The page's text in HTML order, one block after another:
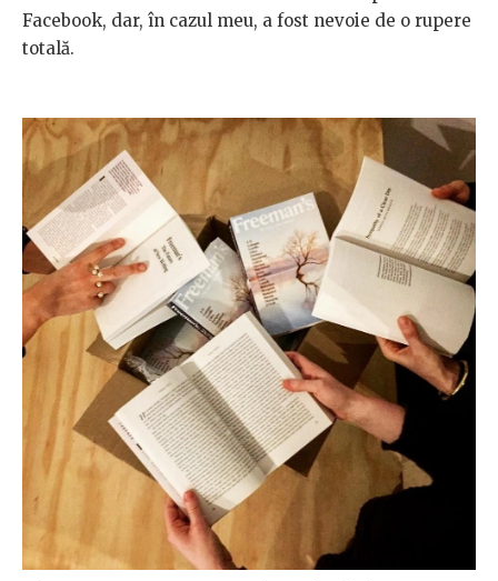
Facebook, dar, în cazul meu, a fost nevoie de o rupere
totală.